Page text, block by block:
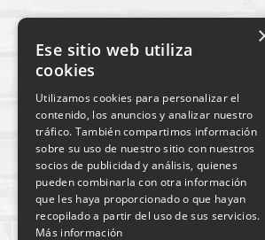
Ese sitio web utiliza
cookies
Utilizamos cookies para personalizar el
contenido, los anuncios y analizar nuestro
tráfico. También compartimos información
sobre su uso de nuestro sitio con nuestros
socios de publicidad y análisis, quienes
pueden combinarla con otra información
que les haya proporcionado o que hayan
recopilado a partir del uso de sus servicios.
Más información